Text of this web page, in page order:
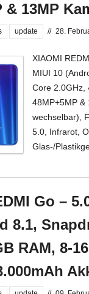
& 13MP
update // 28.
XIAOMI
MIUI 10
Core 2.0GHz,
48MP+5MP &
wechselbar),
5.0, Infrarot,
Glas-/
Go –
8.1,
RAM, 8-